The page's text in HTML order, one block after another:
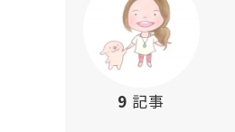
9 記事